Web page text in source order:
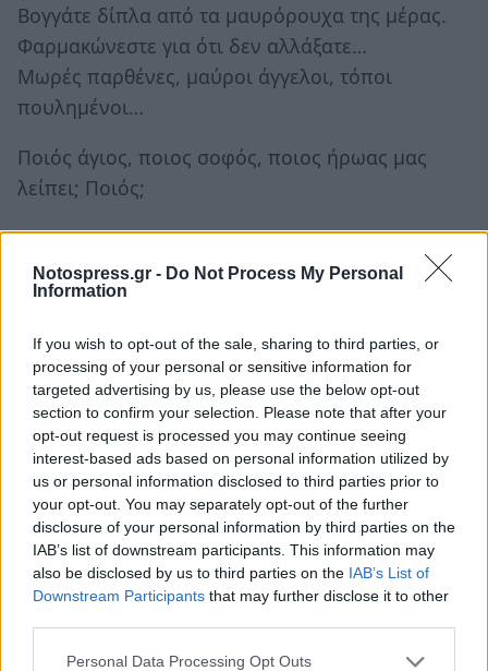
Notospress.gr - Do Not Process My Personal
Information
If you wish to opt-out of the sale, sharing to third parties, or
processing of your personal or sensitive information for
targeted advertising by us, please use the below opt-out
section to confirm your selection. Please note that after your
opt-out request is processed you may continue seeing
interest-based ads based on personal information utilized by
us or personal information disclosed to third parties prior to
your opt-out. You may separately opt-out of the further
disclosure of your personal information by third parties on the
IAB’s list of downstream participants. This information may
also be disclosed by us to third parties on the IAB’s List of
Downstream Participants that may further disclose it to other
Personal Data Processing Opt Outs
Βογγάτε δίπλα από τα μαυρόρουχα της μέρας.
Φαρμακώνεστε για ότι δεν αλλάξατε…
Μωρές παρθένες, μαύροι άγγελοι, τόποι
πουλημένοι…
Ποιός άγιος, ποιος σοφός, ποιος ήρωας μας
λείπει; Ποιός;
TAGS: ΚΟΙΝΩΝΙΑ